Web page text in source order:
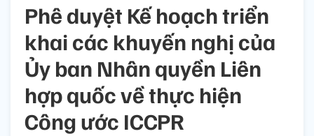
Phê duyệt Kế hoạch triển
khai các khuyến nghị của
Ủy ban Nhân quyền Liên
hợp quốc về thực hiện
Công ước ICCPR